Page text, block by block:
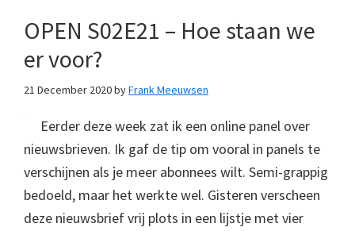
OPEN S02E21 – Hoe staan we
er voor?
21 December 2020byFrank Meeuwsen
Eerder deze week zat ik een online panel over
nieuwsbrieven. Ik gaf de tip om vooral in panels te
verschijnen als je meer abonnees wilt. Semi-grappig
bedoeld, maar het werkte wel. Gisteren verscheen
deze nieuwsbrief vrij plots in een lijstje met vier